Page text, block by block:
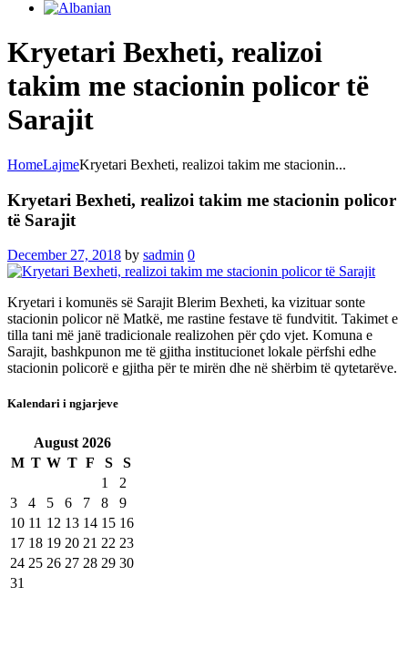
Kryetari Bexheti, realizoi
takim me stacionin policor të
Sarajit
HomeLajmeKryetari Bexheti, realizoi takim me stacionin...
Kryetari Bexheti, realizoi takim me stacionin policor
të Sarajit
December 27, 2018 by sadmin 0
Kryetari i komunës së Sarajit Blerim Bexheti, ka vizituar sonte
stacionin policor në Matkë, me rastine festave të fundvitit. Takimet e
tilla tani më janë tradicionale realizohen për çdo vjet. Komuna e
Sarajit, bashkpunon me të gjitha institucionet lokale përfshi edhe
stacionin policorë e gjitha për te mirën dhe në shërbim të qytetarëve.
Kalendari i ngjarjeve
August 2026
M T W T F S
S
1
2
3
4 5 6 7 8
9
10 11 12 13 14 15 16
17 18 19 20 21 22 23
24 25 26 27 28 29 30
31